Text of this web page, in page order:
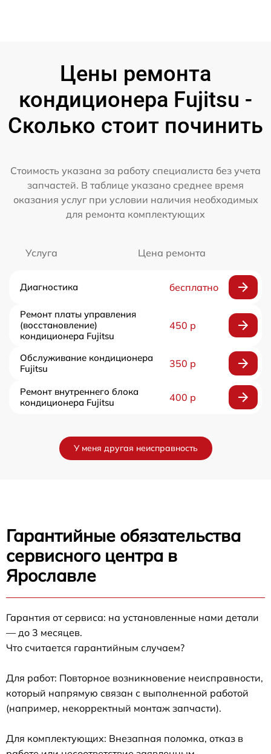
Цены ремонта
кондиционера Fujitsu -
Сколько стоит починить
Стоимость указана за работу специалиста без учета
запчастей. В таблице указано среднее время
оказания услуг при условии наличия необходимых
для ремонта комплектующих
Услуга Цена ремонта
Диагностика бесплатно
Ремонт платы управления
(восстановление)
кондиционера Fujitsu
450 р
Обслуживание кондиционера
Fujitsu
350 р
Ремонт внутреннего блока
кондиционера Fujitsu
400 р
У меня другая неисправность
Гарантийные обязательства
сервисного центра в
Ярославле
Гарантия от сервиса: на установленные нами детали
— до 3 месяцев.
Что считается гарантийным случаем?
Для работ: Повторное возникновение неисправности,
который напрямую связан с выполненной работой
(например, некорректный монтаж запчасти).
Для комплектующих: Внезапная поломка, отказ в